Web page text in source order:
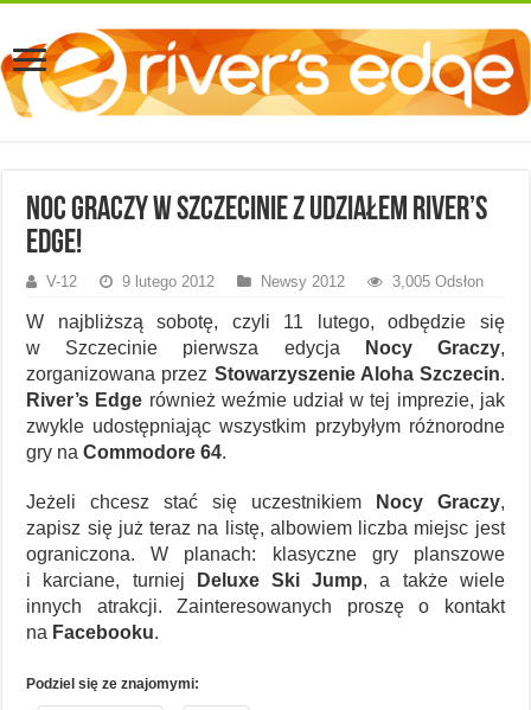
Noc Graczy w Szczecinie z udziałem River’s
Edge!
V-12 9 lutego 2012 Newsy 2012 3,005 Odsłon
W najbliższą sobotę, czyli 11 lutego, odbędzie się
w Szczecinie pierwsza edycja
Nocy Graczy,
zorganizowana przez Stowarzyszenie Aloha Szczecin.
River’s Edge również weźmie udział w tej imprezie, jak
zwykle udostępniając wszystkim przybyłym różnorodne
gry naCommodore 64.
Jeżeli chcesz stać się uczestnikiem Nocy Graczy,
zapisz się już teraz na listę, albowiem liczba miejsc jest
ograniczona. W planach: klasyczne gry planszowe
i karciane, turniej
Deluxe Ski Jump, a także wiele
innych atrakcji. Zainteresowanych proszę o kontakt
na Facebooku.
Podziel się ze znajomymi: